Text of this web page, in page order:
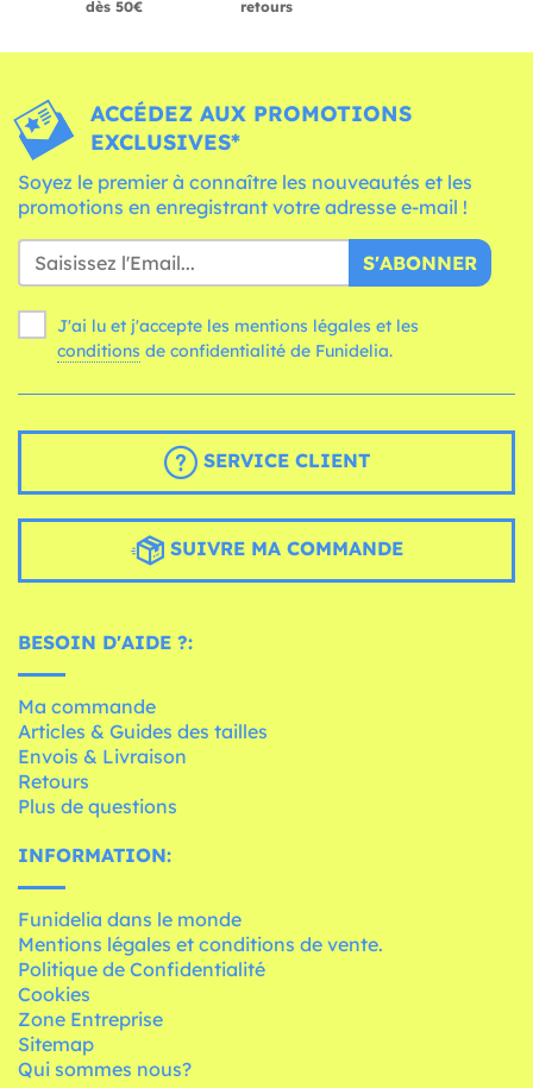
dès 50€
retours
ACCÉDEZ AUX PROMOTIONS
EXCLUSIVES*
Soyez le premier à connaître les nouveautés et les
promotions en enregistrant votre adresse e-mail !
S'ABONNER
J'ai lu et j'accepte les mentions légales et les
conditions de confidentialité de Funidelia.
SERVICE CLIENT
SUIVRE MA COMMANDE
BESOIN D'AIDE ?:
Ma commande
Articles & Guides des tailles
Envois & Livraison
Retours
Plus de questions
INFORMATION:
Funidelia dans le monde
Mentions légales et conditions de vente.
Politique de Confidentialité
Cookies
Zone Entreprise
Sitemap
Qui sommes nous?